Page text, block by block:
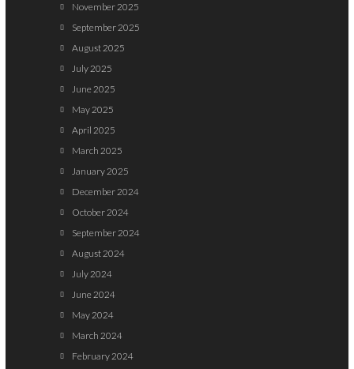
November 2025
September 2025
August 2025
July 2025
June 2025
May 2025
April 2025
March 2025
January 2025
December 2024
October 2024
September 2024
August 2024
July 2024
June 2024
May 2024
March 2024
February 2024